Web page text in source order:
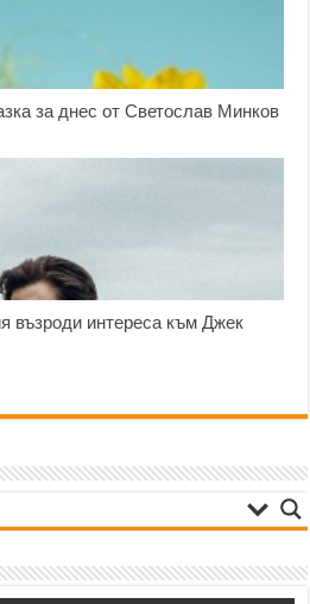
за днес от Светослав Минков
възроди интереса към Джек